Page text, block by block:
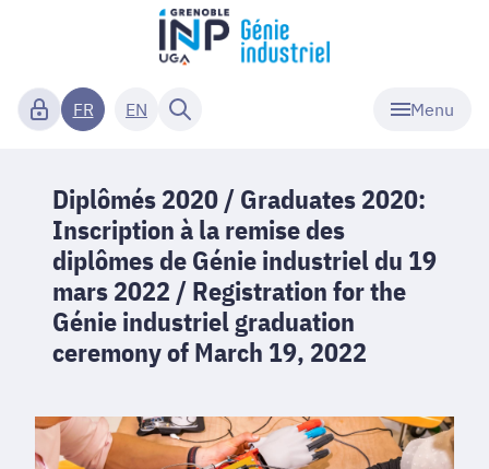
Menu
FR EN
Diplômés 2020 / Graduates 2020:
Inscription à la remise des
diplômes de Génie industriel du 19
mars 2022 / Registration for the
Génie industriel graduation
ceremony of March 19, 2022